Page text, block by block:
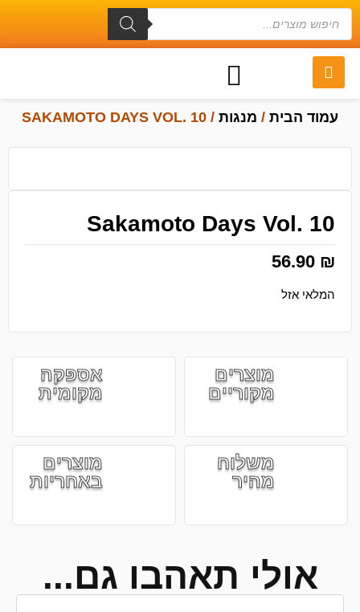
עמוד הבית / מנגות / SAKAMOTO DAYS VOL. 10
Sakamoto Days Vol. 10
56.90 ₪
המלאי אזל
מוצרים
מקוריים
אספקה
מקומית
משלוח
מהיר
מוצרים
באחריות
אולי תאהבו גם...